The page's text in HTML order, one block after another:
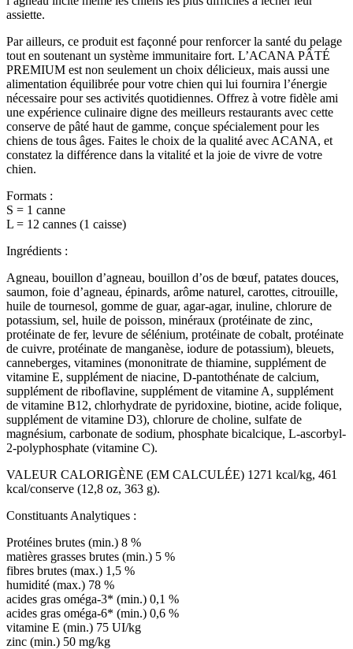
assiette.
Par ailleurs, ce produit est façonné pour renforcer la santé du pelage
tout en soutenant un système immunitaire fort. L’ACANA PÂTÉ
PREMIUM est non seulement un choix délicieux, mais aussi une
alimentation équilibrée pour votre chien qui lui fournira l’énergie
nécessaire pour ses activités quotidiennes. Offrez à votre fidèle ami
une expérience culinaire digne des meilleurs restaurants avec cette
conserve de pâté haut de gamme, conçue spécialement pour les
chiens de tous âges. Faites le choix de la qualité avec ACANA, et
constatez la différence dans la vitalité et la joie de vivre de votre
chien.
Formats :
S = 1 canne
L = 12 cannes (1 caisse)
Ingrédients :
Agneau, bouillon d’agneau, bouillon d’os de bœuf, patates douces,
saumon, foie d’agneau, épinards, arôme naturel, carottes, citrouille,
huile de tournesol, gomme de guar, agar-agar, inuline, chlorure de
potassium, sel, huile de poisson, minéraux (protéinate de zinc,
protéinate de fer, levure de sélénium, protéinate de cobalt, protéinate
de cuivre, protéinate de manganèse, iodure de potassium), bleuets,
canneberges, vitamines (mononitrate de thiamine, supplément de
vitamine E, supplément de niacine, D-pantothénate de calcium,
supplément de riboflavine, supplément de vitamine A, supplément
de vitamine B12, chlorhydrate de pyridoxine, biotine, acide folique,
supplément de vitamine D3), chlorure de choline, sulfate de
magnésium, carbonate de sodium, phosphate bicalcique, L-ascorbyl-
2-polyphosphate (vitamine C).
VALEUR CALORIGÈNE (EM CALCULÉE) 1271 kcal/kg, 461
kcal/conserve (12,8 oz, 363 g).
Constituants Analytiques :
Protéines brutes (min.) 8 %
matières grasses brutes (min.) 5 %
fibres brutes (max.) 1,5 %
humidité (max.) 78 %
acides gras oméga-3* (min.) 0,1 %
acides gras oméga-6* (min.) 0,6 %
vitamine E (min.) 75 UI/kg
zinc (min.) 50 mg/kg